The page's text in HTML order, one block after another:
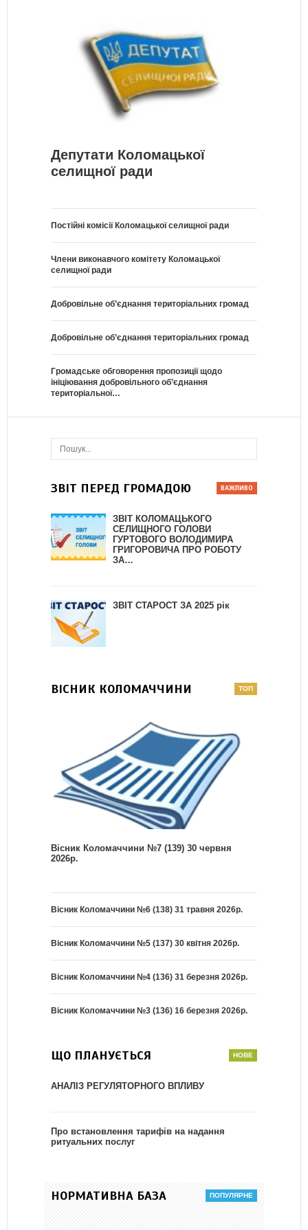
Депутати Коломацької
селищної ради
Постійні комісії Коломацької селищної ради
Члени виконавчого комітету Коломацької
селищної ради
Добровільне об’єднання територіальних громад
Добровільне об’єднання територіальних громад
Громадське обговорення пропозиції щодо
ініціювання добровільного об’єднання
територіальної…
ЗВІТ ПЕРЕД ГРОМАДОЮ
ЗВІТ КОЛОМАЦЬКОГО
СЕЛИЩНОГО ГОЛОВИ
ГУРТОВОГО ВОЛОДИМИРА
ГРИГОРОВИЧА ПРО РОБОТУ
ЗА…
ЗВІТ СТАРОСТ ЗА 2025 рік
ВІСНИК КОЛОМАЧЧИНИ
Вісник Коломаччини №7 (139) 30 червня
2026р.
Вісник Коломаччини №6 (138) 31 травня 2026р.
Вісник Коломаччини №5 (137) 30 квітня 2026р.
Вісник Коломаччини №4 (136) 31 березня 2026р.
Вісник Коломаччини №3 (136) 16 березня 2026р.
ЩО ПЛАНУЄТЬСЯ
АНАЛІЗ РЕГУЛЯТОРНОГО ВПЛИВУ
Про встановлення тарифів на надання
ритуальних послуг
НОРМАТИВНА БАЗА